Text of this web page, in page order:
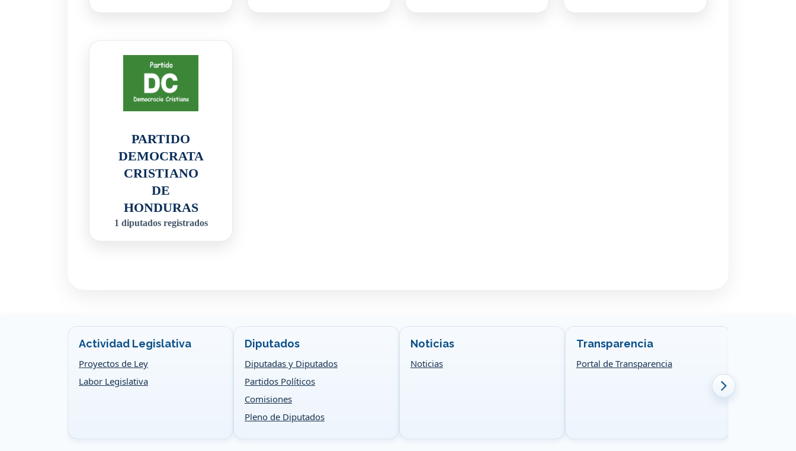
PARTIDO
DEMOCRATA
CRISTIANO
DE
HONDURAS
1 diputados registrados
Actividad Legislativa
Proyectos de Ley
Labor Legislativa
Diputados
Diputadas y Diputados
Partidos Políticos
Comisiones
Pleno de Diputados
Noticias
Noticias
Transparencia
Portal de Transparencia